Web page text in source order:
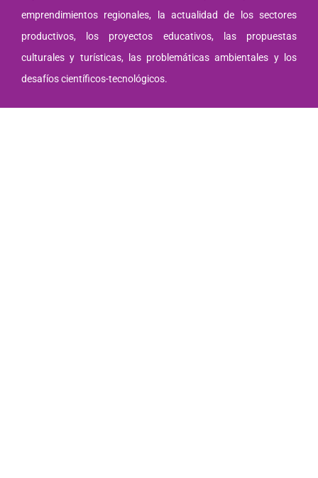
emprendimientos regionales, la actualidad de los sectores
productivos, los proyectos educativos, las propuestas
culturales y turísticas, las problemáticas ambientales y los
desafíos científicos-tecnológicos.